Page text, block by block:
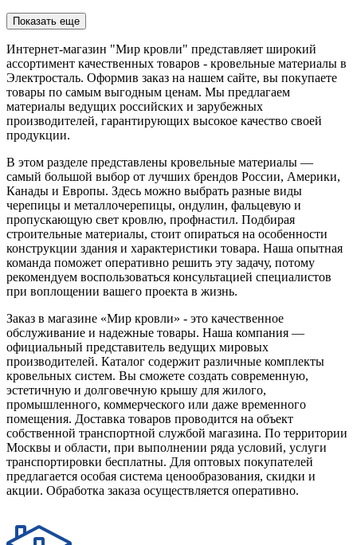
Показать еще
Интернет-магазин "Мир кровли" представляет широкий
ассортимент качественных товаров - кровельные материалы в
Электросталь. Оформив заказ на нашем сайте, вы покупаете
товары по самым выгодным ценам. Мы предлагаем
материалы ведущих российских и зарубежных
производителей, гарантирующих высокое качество своей
продукции.
В этом разделе представлены кровельные материалы —
самый большой выбор от лучших брендов России, Америки,
Канады и Европы. Здесь можно выбрать разные виды
черепицы и металлочерепицы, ондулин, фальцевую и
пропускающую свет кровлю, профнастил. Подбирая
строительные материалы, стоит опираться на особенности
конструкции здания и характеристики товара. Наша опытная
команда поможет оперативно решить эту задачу, потому
рекомендуем воспользоваться консультацией специалистов
при воплощении вашего проекта в жизнь.
Заказ в магазине «Мир кровли» - это качественное
обслуживание и надежные товары. Наша компания —
официальный представитель ведущих мировых
производителей. Каталог содержит различные комплекты
кровельных систем. Вы сможете создать современную,
эстетичную и долговечную крышу для жилого,
промышленного, коммерческого или даже временного
помещения. Доставка товаров проводится на объект
собственной транспортной службой магазина. По территории
Москвы и области, при выполнении ряда условий, услуги
транспортировки бесплатны. Для оптовых покупателей
предлагается особая система ценообразования, скидки и
акции. Обработка заказа осуществляется оперативно.